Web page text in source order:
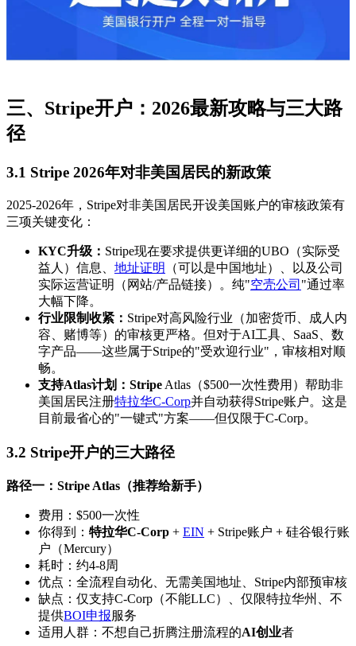
三、Stripe开户：2026最新攻略与三大路
径
3.1 Stripe 2026年对非美国居民的新政策
2025-2026年，Stripe对非美国居民开设美国账户的审核政策有
三项关键变化：
KYC升级： Stripe现在要求提供更详细的UBO（实际受
益人）信息、 地址证明
（可以是中国地址）、以及公司
实际运营证明（网站/产品链接）。纯"空壳公司 "通过率
大幅下降。
行业限制收紧： Stripe对高风险行业（加密货币、成人内
容、赌博等）的审核更严格。但对于AI工具、SaaS、数
字产品——这些属于Stripe的"受欢迎行业"，审核相对顺
畅。
支持Atlas计划： Stripe Atlas（$500一次性费用）帮助非
美国居民注册特拉华C-Corp并自动获得Stripe账户。这是
目前最省心的"一键式"方案——但仅限于C-Corp。
3.2 Stripe开户的三大路径
路径一：Stripe Atlas（推荐给新手）
费用：$500一次性
你得到： 特拉华C-Corp + EIN + Stripe账户 + 硅谷银行账
户（Mercury）
耗时：约4-8周
优点：全流程自动化、无需美国地址、Stripe内部预审核
缺点：仅支持C-Corp（不能LLC）、仅限特拉华州、不
提供BOI申报服务
适用人群：不想自己折腾注册流程的AI创业者